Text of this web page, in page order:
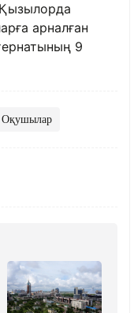
арналған
9
Оқушылар